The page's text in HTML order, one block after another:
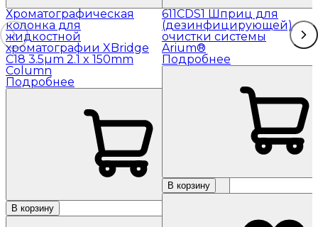
Хроматографическая
колонка для
жидкостной
хроматографии XBridge
C18 3.5µm 2.1 x 150mm
Column
Подробнее
В корзину
611CDS1 Шприц для
(дезинфицирующей)
очистки системы
Arium®
Подробнее
В корзину